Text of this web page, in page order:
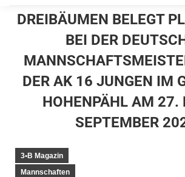
DREIBÄUMEN BELEGT
BEI DER
DER AK 16 JUNGEN IM
HOHENPÄHL AM 27.
SEPTEMBER
3•B Magazin
Mannschaften